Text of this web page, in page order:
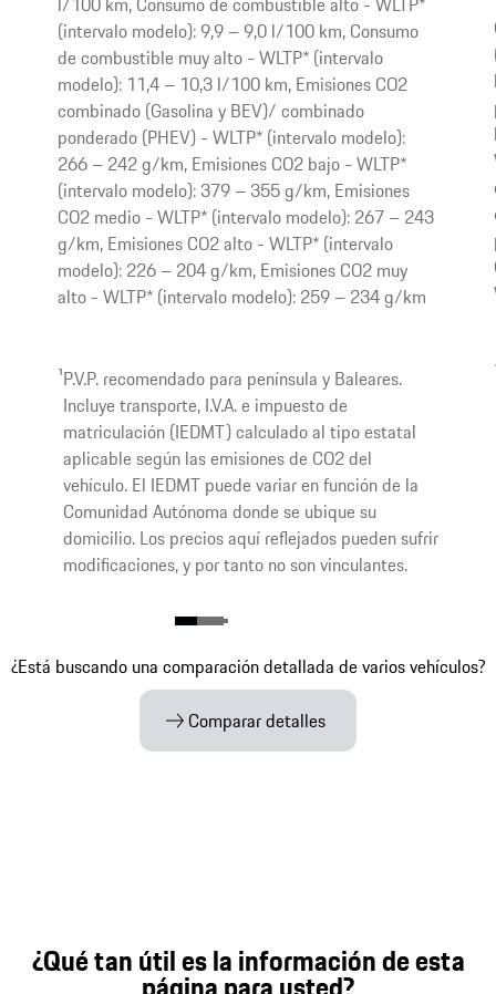
(intervalo modelo): 9,9 – 9,0 l/100 km, Consumo
de combustible muy alto - WLTP* (intervalo
modelo): 11,4 – 10,3 l/100 km, Emisiones CO2
combinado (Gasolina y BEV)/ combinado
ponderado (PHEV) - WLTP* (intervalo modelo):
266 – 242 g/km, Emisiones CO2 bajo - WLTP*
(intervalo modelo): 379 – 355 g/km, Emisiones
CO2 medio - WLTP* (intervalo modelo): 267 – 243
g/km, Emisiones CO2 alto - WLTP* (intervalo
modelo): 226 – 204 g/km, Emisiones CO2 muy
alto - WLTP* (intervalo modelo): 259 – 234 g/km
1P.V.P. recomendado para península y Baleares.
Incluye transporte, I.V.A. e impuesto de
matriculación (IEDMT) calculado al tipo estatal
aplicable según las emisiones de CO2 del
vehículo. El IEDMT puede variar en función de la
Comunidad Autónoma donde se ubique su
domicilio. Los precios aquí reflejados pueden sufrir
modificaciones, y por tanto no son vinculantes.
¿Está buscando una comparación detallada de varios vehículos?
Comparar detalles
¿Qué tan útil es la información de esta